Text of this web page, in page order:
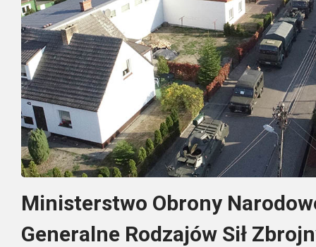
Ministerstwo Obrony
Generalne Rodzajów Sił